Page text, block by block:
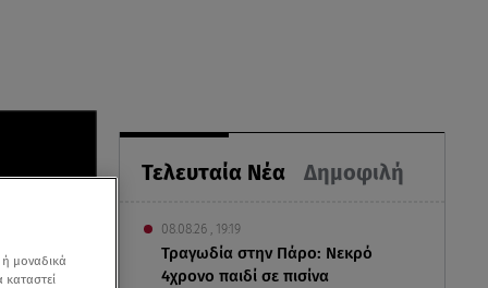
Τελευταία Νέα Δημοφιλή
08.08.26 , 19:19
Τραγωδία στην Πάρο: Νεκρό
4χρονο παιδί σε πισίνα
μοναδικά